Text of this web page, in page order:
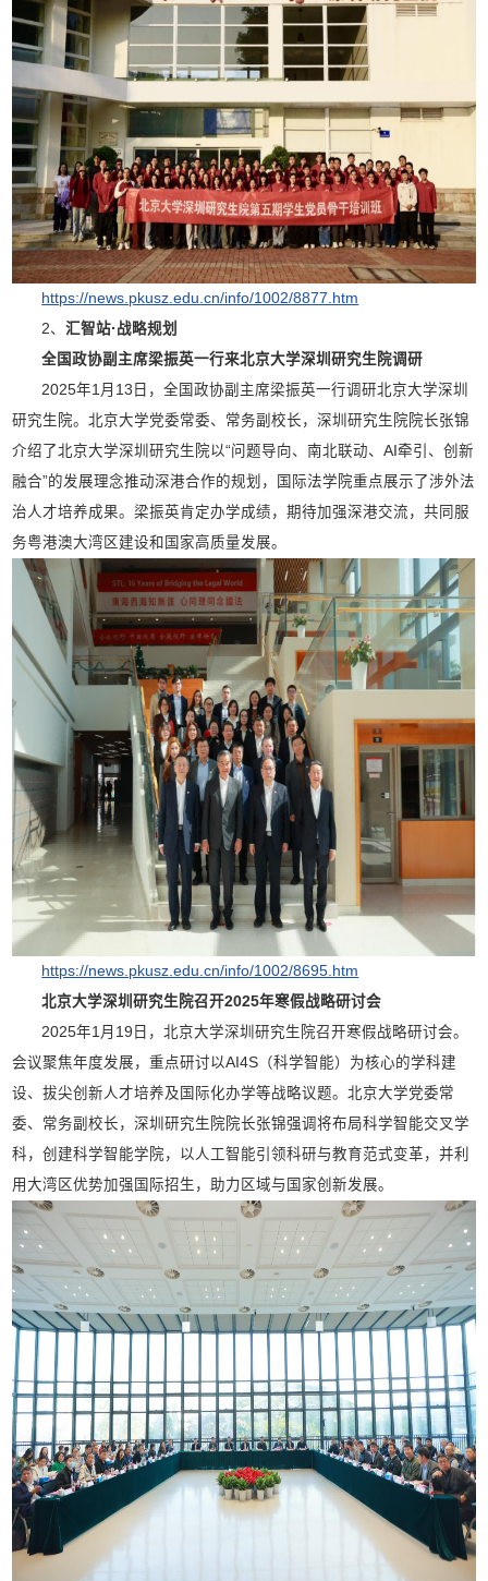
https://news.pkusz.edu.cn/info/1002/8877.htm
2、汇智站·战略规划
全国政协副主席梁振英一行来北京大学深圳研究生院调研
2025年1月13日，全国政协副主席梁振英一行调研北京大学深圳
研究生院。北京大学党委常委、常务副校长，深圳研究生院院长张锦
介绍了北京大学深圳研究生院以“问题导向、南北联动、AI牵引、创新
融合”的发展理念推动深港合作的规划，国际法学院重点展示了涉外法
治人才培养成果。梁振英肯定办学成绩，期待加强深港交流，共同服
务粤港澳大湾区建设和国家高质量发展。
https://news.pkusz.edu.cn/info/1002/8695.htm
北京大学深圳研究生院召开2025年寒假战略研讨会
2025年1月19日，北京大学深圳研究生院召开寒假战略研讨会。
会议聚焦年度发展，重点研讨以AI4S（科学智能）为核心的学科建
设、拔尖创新人才培养及国际化办学等战略议题。北京大学党委常
委、常务副校长，深圳研究生院院长张锦强调将布局科学智能交叉学
科，创建科学智能学院，以人工智能引领科研与教育范式变革，并利
用大湾区优势加强国际招生，助力区域与国家创新发展。